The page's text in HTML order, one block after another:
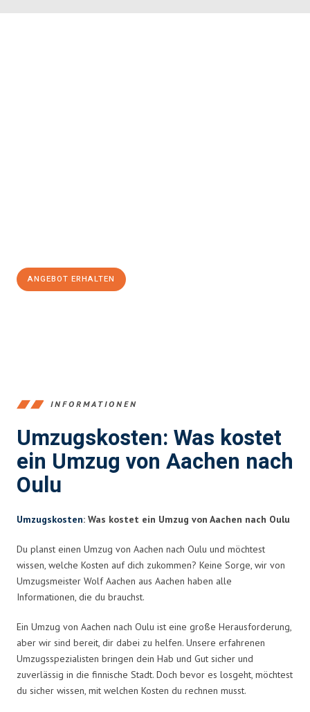
ANGEBOT ERHALTEN
INFORMATIONEN
Umzugskosten: Was kostet
ein Umzug von Aachen nach
Oulu
Umzugskosten: Was kostet ein Umzug von Aachen nach Oulu
Du planst einen Umzug von Aachen nach Oulu und möchtest
wissen, welche Kosten auf dich zukommen? Keine Sorge, wir von
Umzugsmeister Wolf Aachen aus Aachen haben alle
Informationen, die du brauchst.
Ein Umzug von Aachen nach Oulu ist eine große Herausforderung,
aber wir sind bereit, dir dabei zu helfen. Unsere erfahrenen
Umzugsspezialisten bringen dein Hab und Gut sicher und
zuverlässig in die finnische Stadt. Doch bevor es losgeht, möchtest
du sicher wissen, mit welchen Kosten du rechnen musst.